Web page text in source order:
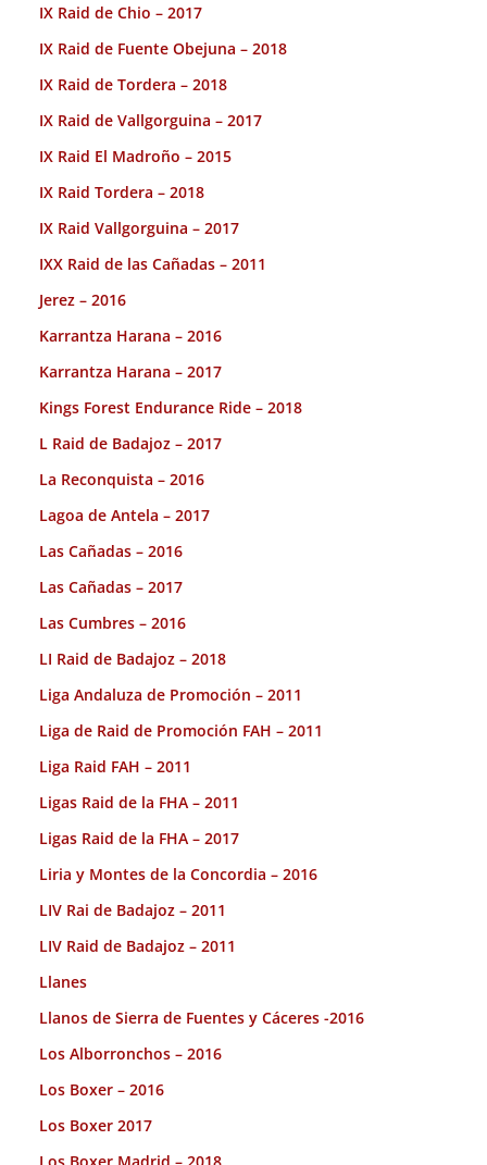
IX Raid de Chio – 2017
IX Raid de Fuente Obejuna – 2018
IX Raid de Tordera – 2018
IX Raid de Vallgorguina – 2017
IX Raid El Madroño – 2015
IX Raid Tordera – 2018
IX Raid Vallgorguina – 2017
IXX Raid de las Cañadas – 2011
Jerez – 2016
Karrantza Harana – 2016
Karrantza Harana – 2017
Kings Forest Endurance Ride – 2018
L Raid de Badajoz – 2017
La Reconquista – 2016
Lagoa de Antela – 2017
Las Cañadas – 2016
Las Cañadas – 2017
Las Cumbres – 2016
LI Raid de Badajoz – 2018
Liga Andaluza de Promoción – 2011
Liga de Raid de Promoción FAH – 2011
Liga Raid FAH – 2011
Ligas Raid de la FHA – 2011
Ligas Raid de la FHA – 2017
Liria y Montes de la Concordia – 2016
LIV Rai de Badajoz – 2011
LIV Raid de Badajoz – 2011
Llanes
Llanos de Sierra de Fuentes y Cáceres -2016
Los Alborronchos – 2016
Los Boxer – 2016
Los Boxer 2017
Los Boxer Madrid – 2018